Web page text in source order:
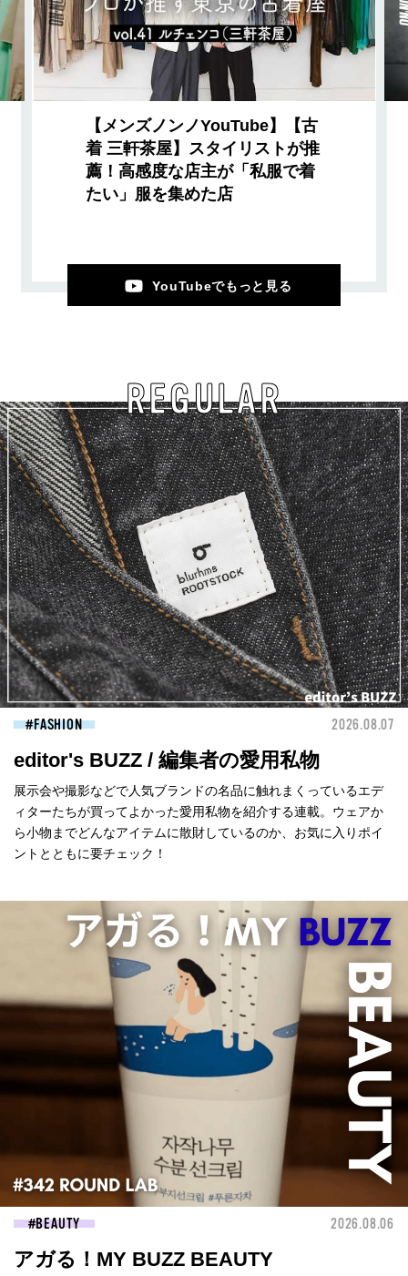
【メンズノンノYouTube】【古
着 三軒茶屋】スタイリストが推
薦！高感度な店主が「私服で着
たい」服を集めた店
YouTubeでもっと見る
REGULAR
FASHION 2026.08.07
editor's BUZZ / 編集者の愛用私物
展示会や撮影などで人気ブランドの名品に触れまくっているエデ
ィターたちが買ってよかった愛用私物を紹介する連載。ウェアか
ら小物までどんなアイテムに散財しているのか、お気に入りポイ
ントとともに要チェック！
BEAUTY 2026.08.06
アガる！MY BUZZ BEAUTY